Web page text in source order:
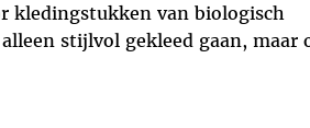
kledingstukken van biologisch
stijlvol gekleed gaan, maar